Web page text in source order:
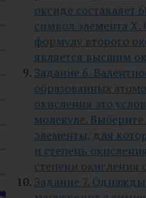
оксиде составляет
символ элемента
формулу второго
является высшим
Задание 6.
образованных
окисления это
молекуле.
элементы, для
и степень
степени окисления
Задание 7.